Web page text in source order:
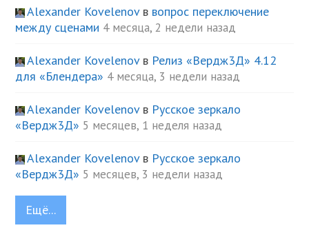
Alexander Kovelenovв вопрос переключение
между сценами 4 месяца, 2 недели назад
Alexander Kovelenovв Релиз «Вердж3Д» 4.12
для «Блендера» 4 месяца, 3 недели назад
Alexander Kovelenovв Русское зеркало
«Вердж3Д» 5 месяцев, 1 неделя назад
Alexander Kovelenovв Русское зеркало
«Вердж3Д» 5 месяцев, 3 недели назад
Ещё...